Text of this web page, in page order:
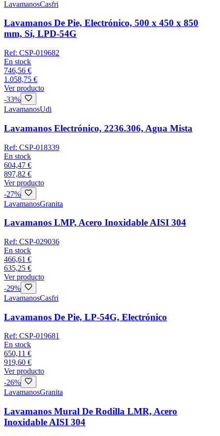
LavamanosCasfri
Lavamanos De Pie, Electrónico, 500 x 450 x 850
mm, Sí, LPD-54G
Ref: CSP-019682
En stock
746,56 €
1.058,75 €
Ver producto
-33%
LavamanosUdi
Lavamanos Electrónico, 2236.306, Agua Mista
Ref: CSP-018339
En stock
604,47 €
897,82 €
Ver producto
-27%
LavamanosGranita
Lavamanos LMP, Acero Inoxidable AISI 304
Ref: CSP-029036
En stock
466,61 €
635,25 €
Ver producto
-29%
LavamanosCasfri
Lavamanos De Pie, LP-54G, Electrónico
Ref: CSP-019681
En stock
650,11 €
919,60 €
Ver producto
-26%
LavamanosGranita
Lavamanos Mural De Rodilla LMR, Acero
Inoxidable AISI 304